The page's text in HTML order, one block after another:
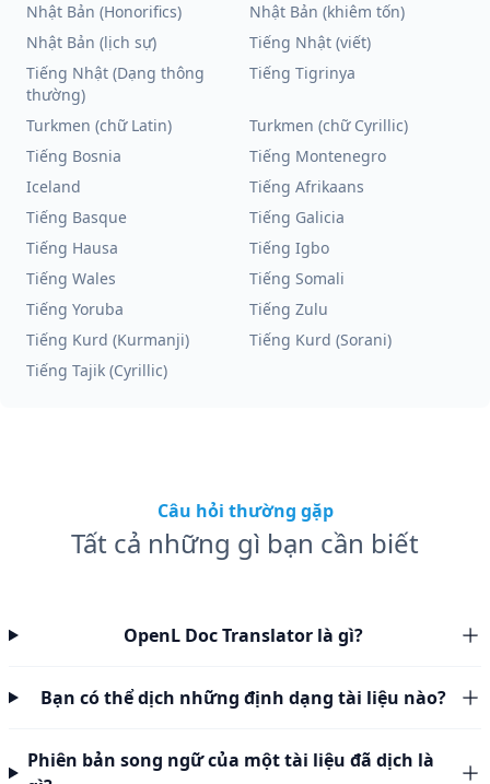
Nhật Bản (Honorifics)
Nhật Bản (khiêm tốn)
Nhật Bản (lịch sự)
Tiếng Nhật (viết)
Tiếng Nhật (Dạng thông
thường)
Tiếng Tigrinya
Turkmen (chữ Latin)
Turkmen (chữ Cyrillic)
Tiếng Bosnia
Tiếng Montenegro
Iceland
Tiếng Afrikaans
Tiếng Basque
Tiếng Galicia
Tiếng Hausa
Tiếng Igbo
Tiếng Wales
Tiếng Somali
Tiếng Yoruba
Tiếng Zulu
Tiếng Kurd (Kurmanji)
Tiếng Kurd (Sorani)
Tiếng Tajik (Cyrillic)
Câu hỏi thường gặp
Tất cả những gì bạn cần biết
OpenL Doc Translator là gì?
Bạn có thể dịch những định dạng tài liệu nào?
Phiên bản song ngữ của một tài liệu đã dịch là